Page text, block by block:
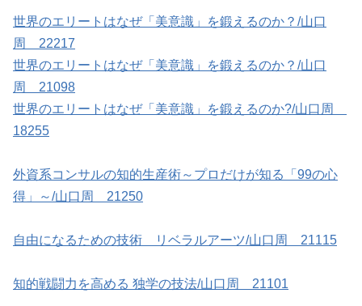
世界のエリートはなぜ「美意識」を鍛えるのか？/山口
周 22217
世界のエリートはなぜ「美意識」を鍛えるのか？/山口
周 21098
世界のエリートはなぜ「美意識」を鍛えるのか?/山口周
18255
外資系コンサルの知的生産術～プロだけが知る「99の心
得」～/山口周 21250
自由になるための技術 リベラルアーツ/山口周 21115
知的戦闘力を高める 独学の技法/山口周 21101